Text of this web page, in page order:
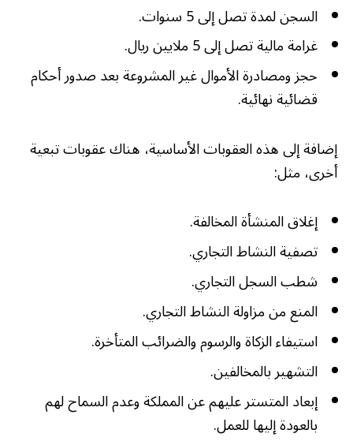
السجن لمدة تصل إلى 5 سنوات.
غرامة مالية تصل إلى 5 ملايين ريال.
حجز ومصادرة الأموال غير المشروعة بعد صدور أحكام
قضائية نهائية.
إضافة إلى هذه العقوبات الأساسية، هناك عقوبات تبعية
أخرى، مثل:
إغلاق المنشأة المخالفة.
تصفية النشاط التجاري.
شطب السجل التجاري.
المنع من مزاولة النشاط التجاري.
استيفاء الزكاة والرسوم والضرائب المتأخرة.
التشهير بالمخالفين.
إبعاد المتستر عليهم عن المملكة وعدم السماح لهم
بالعودة إليها للعمل.